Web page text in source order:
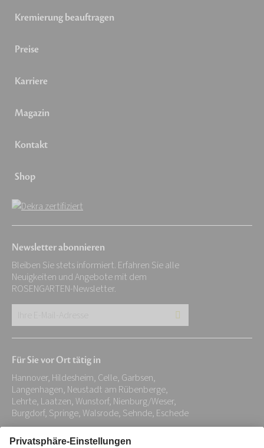
Kremierung beauftragen
Preise
Karriere
Magazin
Kontakt
Shop
Newsletter abonnieren
Bleiben Sie stets informiert. Erfahren Sie alle
Neuigkeiten und Angebote mit dem
ROSENGARTEN-Newsletter.
E-
Adresse:
*
Für Sie vor Ort tätig in
Hannover, Hildesheim, Celle, Garbsen,
Langenhagen, Neustadt am Rübenberge,
Lehrte, Laatzen, Wunstorf, Nienburg/Weser,
Burgdorf, Springe, Walsrode, Sehnde, Eschede